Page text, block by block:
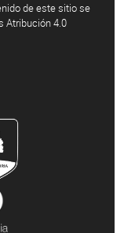
de este sitio se
Atribución 4.0